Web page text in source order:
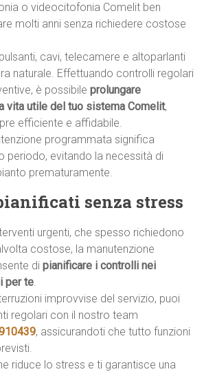
o videocitofonia Comelit ben
molti anni senza richiedere costose
cavi, telecamere e altoparlanti
naturale. Effettuando controlli regolari
è possibileprolungare
vita utile del tuo sistema Comelit,
efficiente e affidabile.
programmata significa
periodo, evitando la necessità di
prematuramente.
senza stress
urgenti, che spesso richiedono
costose, la manutenzione
dipianificare i controlli nei
per te.
improvvise del servizio, puoi
regolari con il nostro team
, assicurandoti che tutto funzioni
riduce lo stress e ti garantisce una